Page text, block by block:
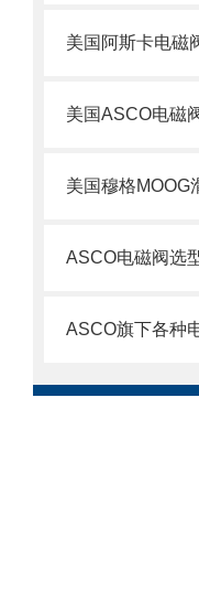
美国ASCO电磁
美国穆格MOOG
ASCO电磁阀选
ASCO旗下各种